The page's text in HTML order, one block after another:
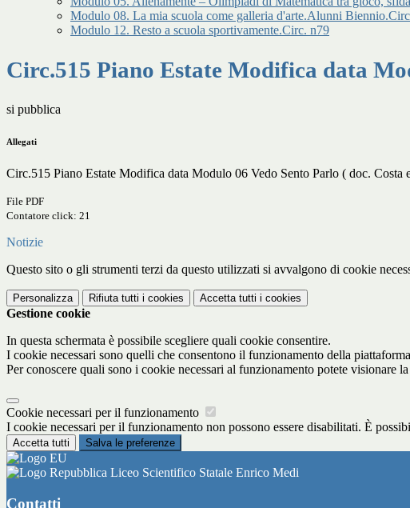
Modulo 08. La mia scuola come galleria d'arte.Alunni
Modulo 12. Resto a scuola sportivamente.Circ. n79
Circ.515 Piano Estate Modifica data
si pubblica
Allegati
Circ.515 Piano Estate Modifica data Modulo 06 Vedo Sento Parlo ( doc. Costa
File PDF
Contatore click: 21
Notizie
Questo sito o gli strumenti terzi da questo utilizzati si avvalgono di cookie
Personalizza Rifiuta tutti i cookies Accetta tutti i cookies
Gestione cookie
In questa schermata è possibile scegliere quali cookie consentire.
I cookie necessari sono quelli che consentono il funzionamento della
Per conoscere quali sono i cookie necessari al funzionamento potete visionare la
Cookie necessari per il funzionamento
I cookie necessari per il funzionamento non possono essere disabilitati. È
Accetta tutti Salva le preferenze
Liceo Scientifico Statale Enrico Medi
Contatti